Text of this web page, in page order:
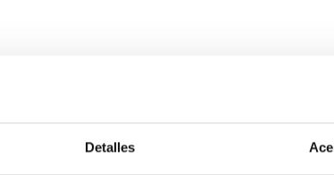
Detalles